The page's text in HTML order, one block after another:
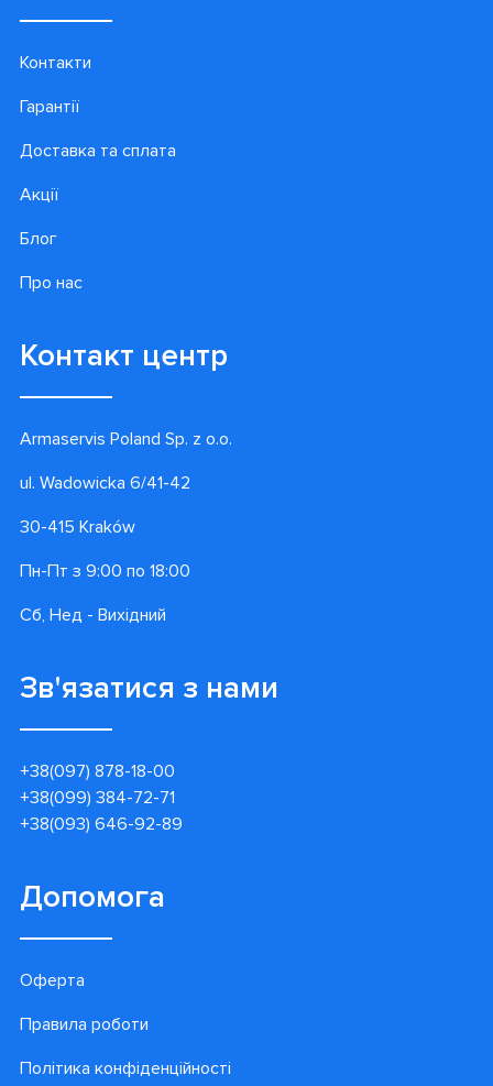
Контакти
Гарантії
Доставка та сплата
Акції
Блог
Про нас
Контакт центр
Armaservis Poland Sp. z o.o.
ul. Wadowicka 6/41-42
30-415 Kraków
Пн-Пт з 9:00 по 18:00
Сб, Нед - Вихідний
Зв'язатися з нами
+38(097) 878-18-00
+38(099) 384-72-71
+38(093) 646-92-89
Допомога
Оферта
Правила роботи
Політика конфіденційності